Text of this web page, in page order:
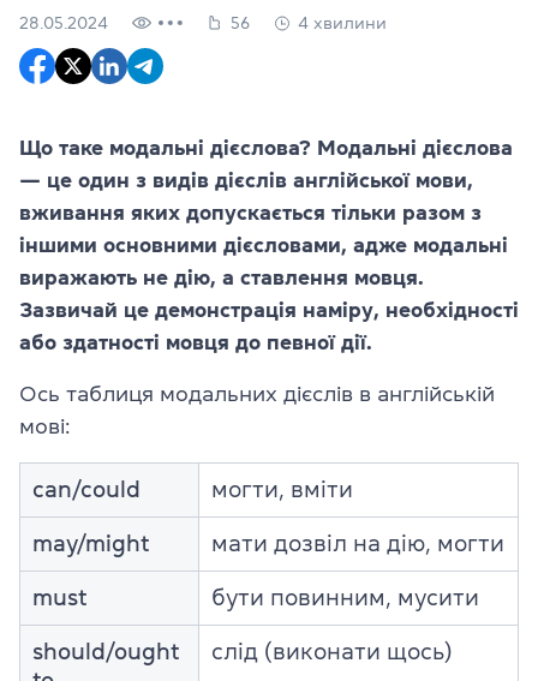
28.05.2024 56 4 хвилини
Що таке модальні дієслова? Модальні дієслова
— це один з видів дієслів англійської мови,
вживання яких допускається тільки разом з
іншими основними дієсловами, адже модальні
виражають не дію, а ставлення мовця.
Зазвичай це демонстрація наміру, необхідності
або здатності мовця до певної дії.
Ось таблиця модальних дієслів в англійській
мові:
can/could могти, вміти
may/might мати дозвіл на дію, могти
must бути повинним, мусити
should/ought
слід (виконати щось)